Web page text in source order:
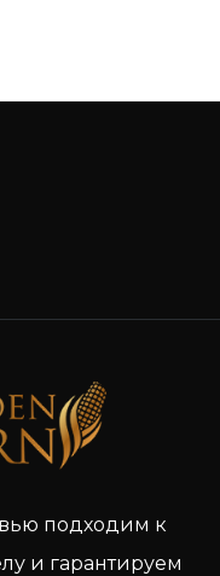
подходим к
и гарантируем